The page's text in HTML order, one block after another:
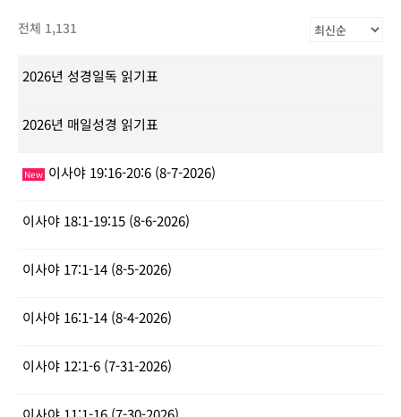
전체 1,131
2026년 성경일독 읽기표
2026년 매일성경 읽기표
New 이사야 19:16-20:6 (8-7-2026)
이사야 18:1-19:15 (8-6-2026)
이사야 17:1-14 (8-5-2026)
이사야 16:1-14 (8-4-2026)
이사야 12:1-6 (7-31-2026)